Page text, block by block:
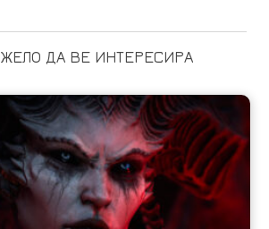
ДА ВЕ ИНТЕРЕСИРА